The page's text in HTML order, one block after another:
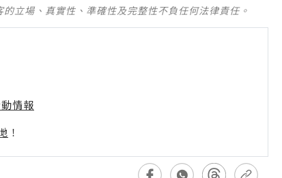
立場、真實性、準確性及完整性不負任何法律責任。
情報
！